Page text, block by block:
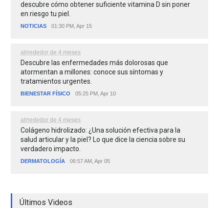
descubre cómo obtener suficiente vitamina D sin poner
en riesgo tu piel.
NOTICIAS 01:30 PM, Apr 15
alrrededor de 4 meses
Descubre las enfermedades más dolorosas que
atormentan a millones: conoce sus síntomas y
tratamientos urgentes.
BIENESTAR FÍSICO 05:25 PM, Apr 10
alrrededor de 4 meses
Colágeno hidrolizado: ¿Una solución efectiva para la
salud articular y la piel? Lo que dice la ciencia sobre su
verdadero impacto.
DERMATOLOGÍA 06:57 AM, Apr 05
Últimos Videos